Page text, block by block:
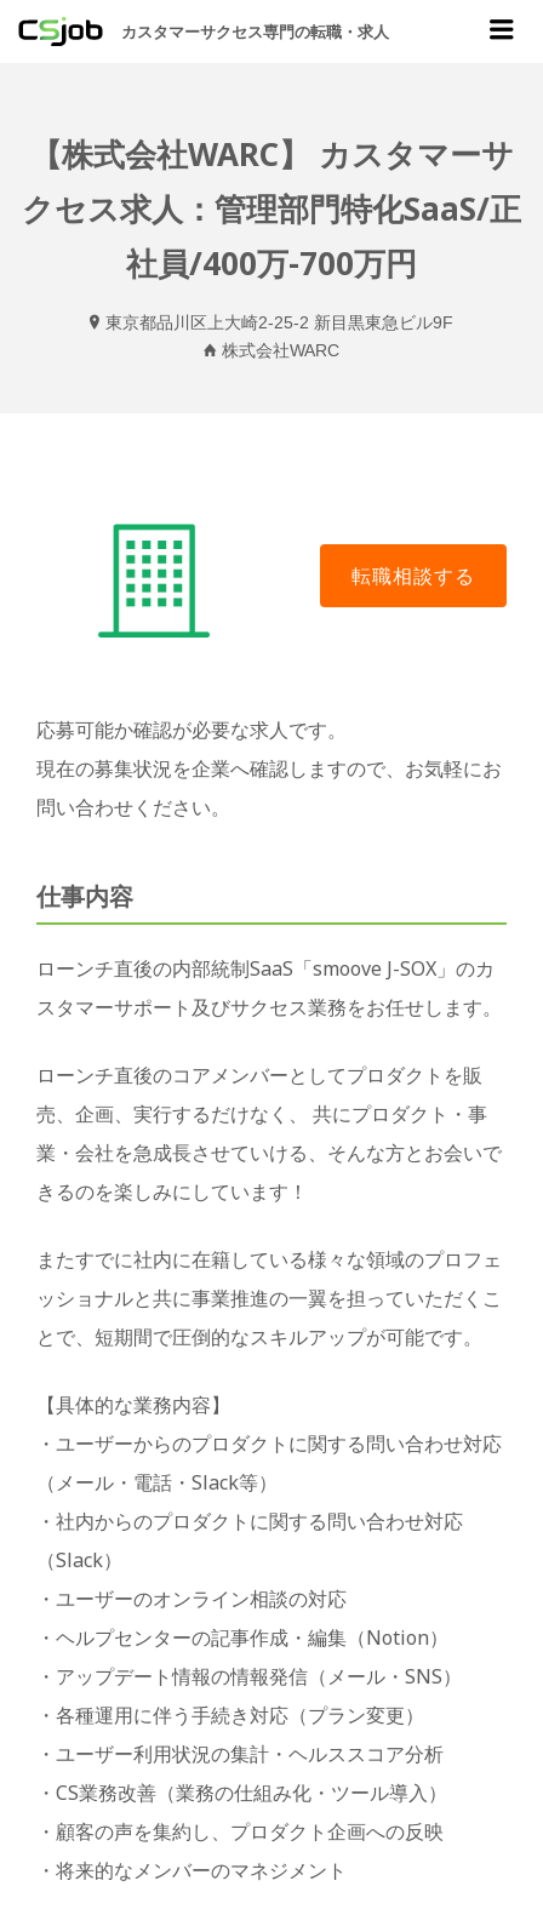
CSJOB
カスタマーサクセス専門の転職・求人
【株式会社WARC】 カスタマーサ
クセス求人：管理部門特化SaaS/正
社員/400万-700万円
東京都品川区上大崎2-25-2 新目黒東急ビル9F
株式会社WARC
応募可能か確認が必要な求人です。
現在の募集状況を企業へ確認しますので、お気軽にお
問い合わせください。
仕事内容
ローンチ直後の内部統制SaaS「smoove J-SOX」のカ
スタマーサポート及びサクセス業務をお任せします。
ローンチ直後のコアメンバーとしてプロダクトを販
売、企画、実行するだけなく、 共にプロダクト・事
業・会社を急成長させていける、そんな方とお会いで
きるのを楽しみにしています！
またすでに社内に在籍している様々な領域のプロフェ
ッショナルと共に事業推進の一翼を担っていただくこ
とで、短期間で圧倒的なスキルアップが可能です。
【具体的な業務内容】
・ユーザーからのプロダクトに関する問い合わせ対応
（メール・電話・Slack等）
・社内からのプロダクトに関する問い合わせ対応
（Slack）
・ユーザーのオンライン相談の対応
・ヘルプセンターの記事作成・編集（Notion）
・アップデート情報の情報発信（メール・SNS）
・各種運用に伴う手続き対応（プラン変更）
・ユーザー利用状況の集計・ヘルススコア分析
・CS業務改善（業務の仕組み化・ツール導入）
・顧客の声を集約し、プロダクト企画への反映
・将来的なメンバーのマネジメント